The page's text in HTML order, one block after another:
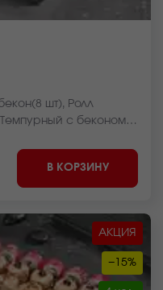
шт), Ролл
с беконом(8
от фото на
В КОРЗИНУ
АКЦИЯ
−15%